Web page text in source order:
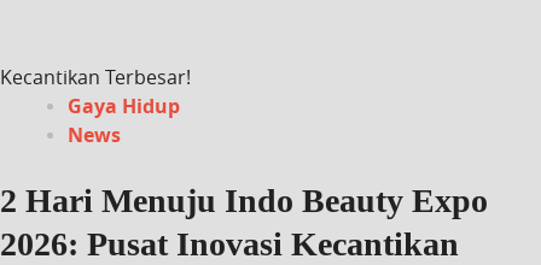
Kecantikan Terbesar!
Gaya Hidup
News
2 Hari Menuju Indo Beauty Expo
2026: Pusat Inovasi Kecantikan